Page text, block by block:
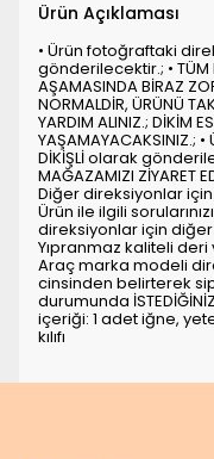
Ürün Açıklaması
• Ürün fotoğraftaki
gönderilecektir.; • TÜM
AŞAMASINDA BİRAZ
NORMALDİR, ÜRÜNÜ
YARDIM ALINIZ.; DİKİM
YAŞAMAYACAKSINIZ.; •
DİKİŞLİ olarak
MAĞAZAMIZI ZİYARET
Diğer direksiyonlar için
Ürün ile ilgili
direksiyonlar için
Yıpranmaz kaliteli
Araç marka modeli
cinsinden belirterek
durumunda
içeriği: 1 adet iğne,
kılıfı